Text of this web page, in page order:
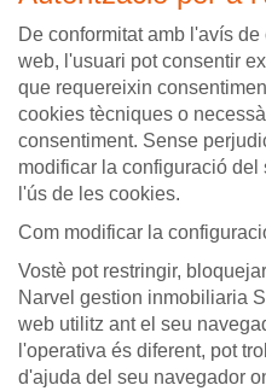
De conformitat amb l'avís
web, l'usuari pot consentir
que requereixin
cookies tècniques o
consentiment. Sense
modificar la configuració
l'ús de les cookies.
Com modificar la
Vostè pot restringir,
Narvel gestion inmobiliaria
web utilitz ant el seu
l'operativa és diferent, pot
d'ajuda del seu navegador